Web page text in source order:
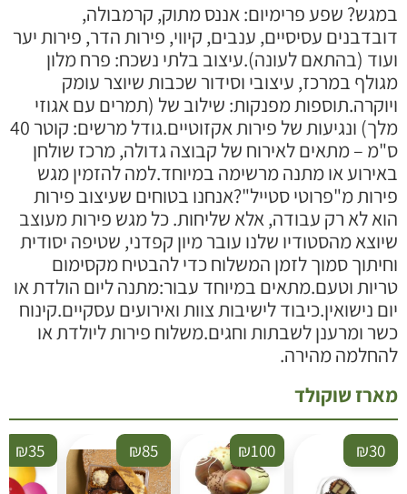
שפע פרימיום: אננס מתוק, קרמבולה,
עסיסיים, ענבים, קיווי, פירות הדר, פירות יער
(בהתאם לעונה).עיצוב בלתי נשכח: פרח מלון
במרכז, עיצובי וסידור שכבות שיוצר עומק
מפנקות: שילוב של (תמרים עם אגוזי
מלך) ונגיעות של פירות אקזוטיים.גודל מרשים: קוטר 40
– מתאים לאירוח של קבוצה גדולה, מרכז שולחן
או מתנה מרשימה במיוחד.למה להזמין מגש
מ"פרוטי סטייל"?אנחנו בטוחים שעיצוב פירות
לא רק עבודה, אלא שליחות. כל מגש פירות מעוצב
מהסטודיו שלנו עובר מיון קפדני, שטיפה יסודית
סמוך לזמן המשלוח כדי להבטיח מקסימום
וטעם.מתאים במיוחד עבור:מתנה ליום הולדת או
נישואין.כיבוד לישיבות צוות ואירועים עסקיים.קינוח
ומרענן לשבתות וחגים.משלוח פירות ליולדת או
מהירה.
שוקולד
₪30
₪100
₪85
₪35